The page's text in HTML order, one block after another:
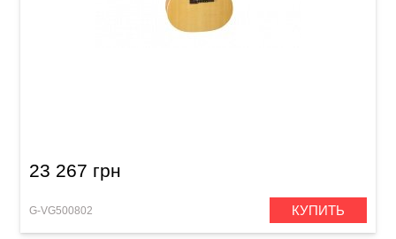
23 267 грн
G-VG500802 КУПИТЬ